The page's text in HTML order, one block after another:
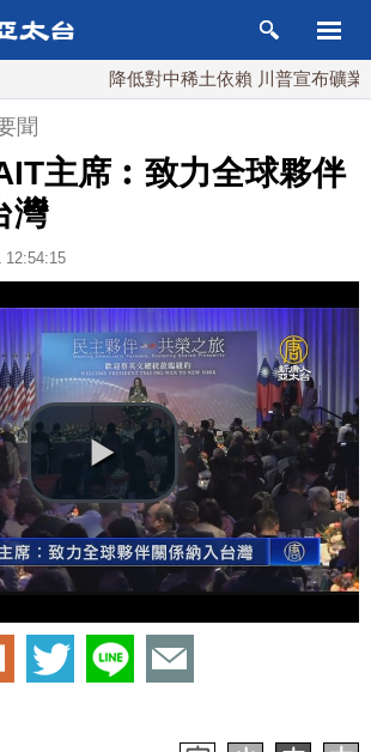
降低對中稀土依賴 川普宣布礦業投資
聞
主席︰致力全球夥伴
灣
12:54:15